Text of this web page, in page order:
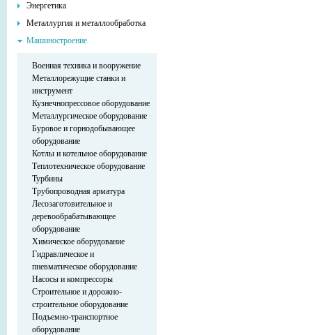
Энергетика
Металлургия и металлообработка
Машиностроение
Военная техника и вооружение
Металлорежущие станки и
инструмент
Кузнечнопрессовое оборудование
Металлургическое оборудование
Буровое и горнодобывающее
оборудование
Котлы и котельное оборудование
Теплотехническое оборудование
Турбины
Трубопроводная арматура
Лесозаготовительное и
деревообрабатывающее
оборудование
Химическое оборудование
Гидравлическое и
пневматическое оборудование
Насосы и компрессоры
Строительное и дорожно-
строительное оборудование
Подъемно-транспортное
оборудование